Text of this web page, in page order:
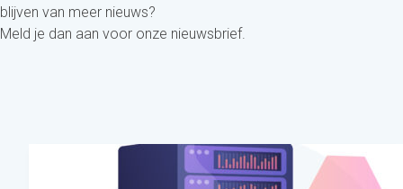
blijven van meer nieuws?
Meld je dan aan voor onze nieuwsbrief.